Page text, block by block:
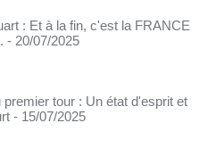
: Et à la fin, c'est la FRANCE
- 20/07/2025
premier tour : Un état d'esprit et
- 15/07/2025